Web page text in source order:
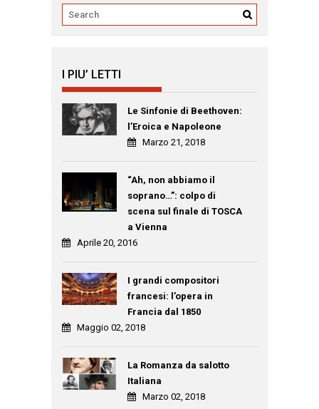
I PIU’ LETTI
Le Sinfonie di Beethoven:
l’Eroica e Napoleone
Marzo 21, 2018
“Ah, non abbiamo il
soprano…”: colpo di
scena sul finale di TOSCA
a Vienna
Aprile 20, 2016
I grandi compositori
francesi: l’opera in
Francia dal 1850
Maggio 02, 2018
La Romanza da salotto
Italiana
Marzo 02, 2018